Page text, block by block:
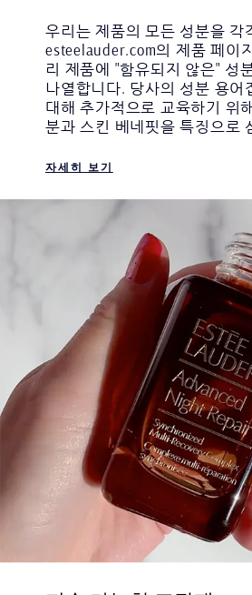
우리는 제품의 모든 성분을 각
esteelauder.com의 제품 페이
리 제품에 "함유되지 않은" 성
나열합니다. 당사의 성분 용어
대해 추가적으로 교육하기 위
분과 스킨 베네핏을 특징으로
자세히 보기